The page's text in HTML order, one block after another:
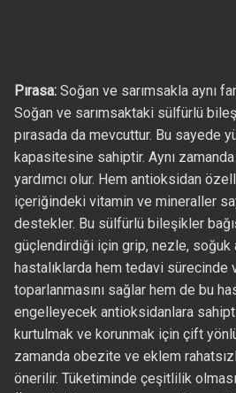
Pırasa:Soğan ve sarımsakla aynı
Soğan ve sarımsaktaki sülfürlü
pırasada da mevcuttur. Bu sayede
kapasitesine sahiptir. Aynı
yardımcı olur. Hem antioksidan
içeriğindeki vitamin ve mineraller
destekler. Bu sülfürlü bileşikler
güçlendirdiği için grip, nezle, soğuk
hastalıklarda hem tedavi sürecinde
toparlanmasını sağlar hem de bu
engelleyecek antioksidanlara
kurtulmak ve korunmak için çift
zamanda obezite ve eklem
önerilir. Tüketiminde çeşitlilik